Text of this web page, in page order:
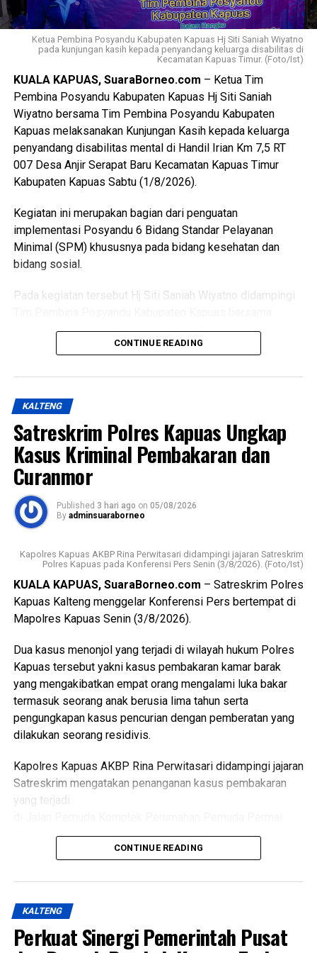
Pengangkatan Pertama Kali Pelaksana Duta Pancasila
Paskibraka Indonesia Tingkat Provinsi dan
Kabupaten/Kota.
“Kegiatan ini juga mengacu pada Peraturan BPIP Nomor 3
Tahun 2022 sebagaimana telah diubah dengan Peraturan
BPIP Nomor 5 Tahun 2023 yang mengamanatkan bahwa
calon Paskibraka terpilih wajib mengikuti pemusatan
pendidikan dan pelatihan sebelum melaksanakan tugas
pengibaran dan penurunan Duplikat Bendera Pusaka pada
peringatan Hari Ulang Tahun Kemerdekaan Republik
Views: 10
Bagikan ke
WhatsApp 0 Facebook 0
Ketua Pembina Posyandu Kabupaten Kapuas Hj Siti Saniah Wiyatno
pada kunjungan kasih kepada penyandang keluarga disabilitas di
Kecamatan Kapuas Timur. (Foto/Ist)
KUALA KAPUAS, SuaraBorneo.com – Ketua Tim
Pembina Posyandu Kabupaten Kapuas Hj Siti Saniah
Wiyatno bersama Tim Pembina Posyandu Kabupaten
Kapuas melaksanakan Kunjungan Kasih kepada keluarga
penyandang disabilitas mental di Handil Irian Km 7,5 RT
007 Desa Anjir Serapat Baru Kecamatan Kapuas Timur
Kabupaten Kapuas Sabtu (1/8/2026).
Kegiatan ini merupakan bagian dari penguatan
implementasi Posyandu 6 Bidang Standar Pelayanan
Minimal (SPM) khususnya pada bidang kesehatan dan
bidang sosial.
Pada kegiatan tersebut Hj Siti Saniah Wiyatno didampingi
perangkat daerah terkait di antaranya Dinas Pemberdayaan
Masyarakat dan Desa (DPMD) Dinas Kesehatan Dinas
Pengendalian Penduduk dan Keluarga Berencana
(P3APPKB) Dinas Sosial Pemerintah Kecamatan Kapuas
Timur Pemdes serta kader Posyandu.
Menurutnya kunjungan kasih ini merupakan bentuk
perhatian pemerintah daerah kepada masyarakat yang
tergolong rentan sekaligus memperkuat pelaksanaan
transformasi Posyandu yang kini tidak hanya berfokus
pada pelayanan kesehatan ibu dan anak, tetapi juga
mencakup enam bidang Standar Pelayanan Minimal.
Ia mengatakan keberhasilan implementasi Posyandu 6
Bidang SPM memerlukan kolaborasi seluruh pihak mulai
dari pemerintah daerah pemerintah kecamatan pemerintah
desa tenaga kesehatan kader Posyandu hingga
“Oleh karena itu sinergi lintas sektor menjadi kunci agar
berbagai persoalan kesehatan dan sosial dapat dideteksi
sejak dini serta ditangani secara cepat dan tepat, ” katanya.
Lebih lanjut ia mengatakan melalui kegiatan tersebut Tim
Pembina Posyandu Kabupaten Kapuas juga memperkuat
koordinasi.
“Dalam hal ini dengan pemerintah kecamatan pemerintah
kelompok rentan dapat dilakukan secara
berkesinambungan,” ujarnya.
Views: 23
Bagikan ke
CONTINUE READING
KALTENG
Satreskrim Polres Kapuas Ungkap
Kasus Kriminal Pembakaran dan
Curanmor
Published 3 hari ago on 05/08/2026
By adminsuaraborneo
Kapolres Kapuas AKBP Rina Perwitasari didampingi jajaran Satreskrim
Polres Kapuas pada Konferensi Pers Senin (3/8/2026). (Foto/Ist)
KUALA KAPUAS, SuaraBorneo.com – Satreskrim Polres
Kapuas Kalteng menggelar Konferensi Pers bertempat di
Mapolres Kapuas Senin (3/8/2026).
Dua kasus menonjol yang terjadi di wilayah hukum Polres
Kapuas tersebut yakni kasus pembakaran kamar barak
yang mengakibatkan empat orang mengalami luka bakar
termasuk seorang anak berusia lima tahun serta
pengungkapan kasus pencurian dengan pemberatan yang
dilakukan seorang residivis.
Kapolres Kapuas AKBP Rina Perwitasari didampingi jajaran
Satreskrim mengatakan penanganan kasus pembakaran
yang terjadi
Blok F Kelurahan Selat Dalam Kecamatan Selat.
setelah diduga sengaja membakar kamar barak tempat
Kapolres mengatakan kasus tersebut ditangani
berdasarkan Laporan Polisi Nomor
CONTINUE READING
KALTENG
Perkuat Sinergi Pemerintah Pusat